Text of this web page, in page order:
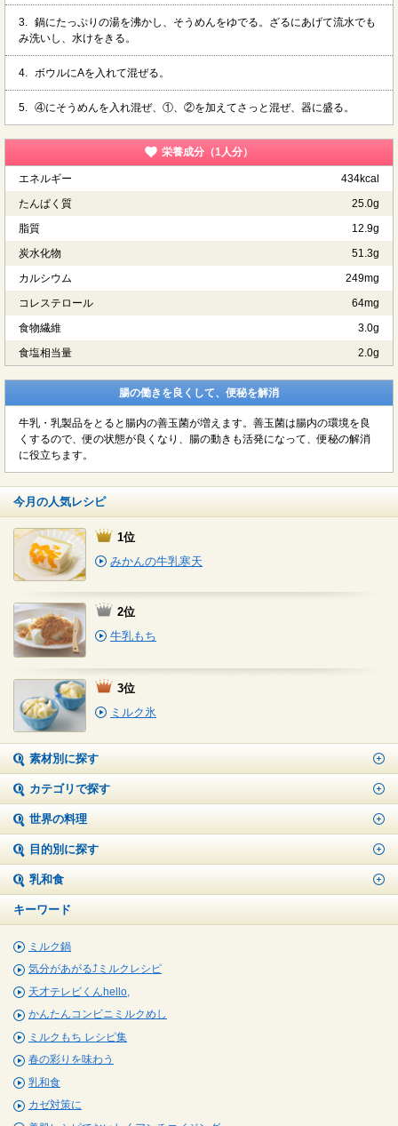
3. 鍋にたっぷりの湯を沸かし、そうめんをゆでる。ざるにあげて流水でも
み洗いし、水けをきる。
4. ボウルにAを入れて混ぜる。
5. ④にそうめんを入れ混ぜ、①、②を加えてさっと混ぜ、器に盛る。
栄養成分（1人分）
エネルギー
434kcal
たんぱく質
25.0g
脂質
12.9g
炭水化物
51.3g
カルシウム
249mg
コレステロール
64mg
食物繊維
3.0g
食塩相当量
2.0g
腸の働きを良くして、便秘を解消
牛乳・乳製品をとると腸内の善玉菌が増えます。善玉菌は腸内の環境を良
くするので、便の状態が良くなり、腸の動きも活発になって、便秘の解消
に役立ちます。
今月の人気レシピ
1位
みかんの牛乳寒天
2位
牛乳もち
3位
ミルク氷
素材別に探す
カテゴリで探す
世界の料理
目的別に探す
乳和食
キーワード
ミルク鍋
気分があがる⤴ミルクレシピ
天才テレビくんhello,
かんたんコンビニミルクめし
ミルクもち レシピ集
春の彩りを味わう
乳和食
カゼ対策に